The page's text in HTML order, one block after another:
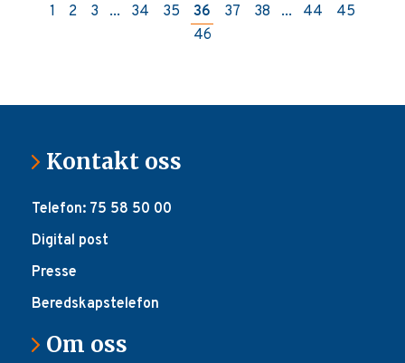
1
2 3 ... 34 35 36 37 38 ... 44
45
46
Kontakt oss
Telefon: 75 58 50 00
Digital post
Presse
Beredskapstelefon
Om oss